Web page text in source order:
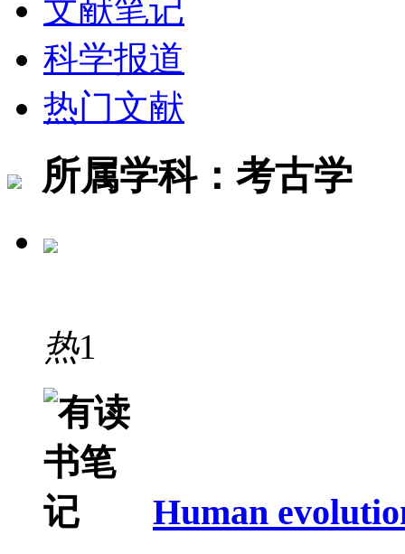
文献笔记
科学报道
热门文献
所属学科：考古学
热1
Human